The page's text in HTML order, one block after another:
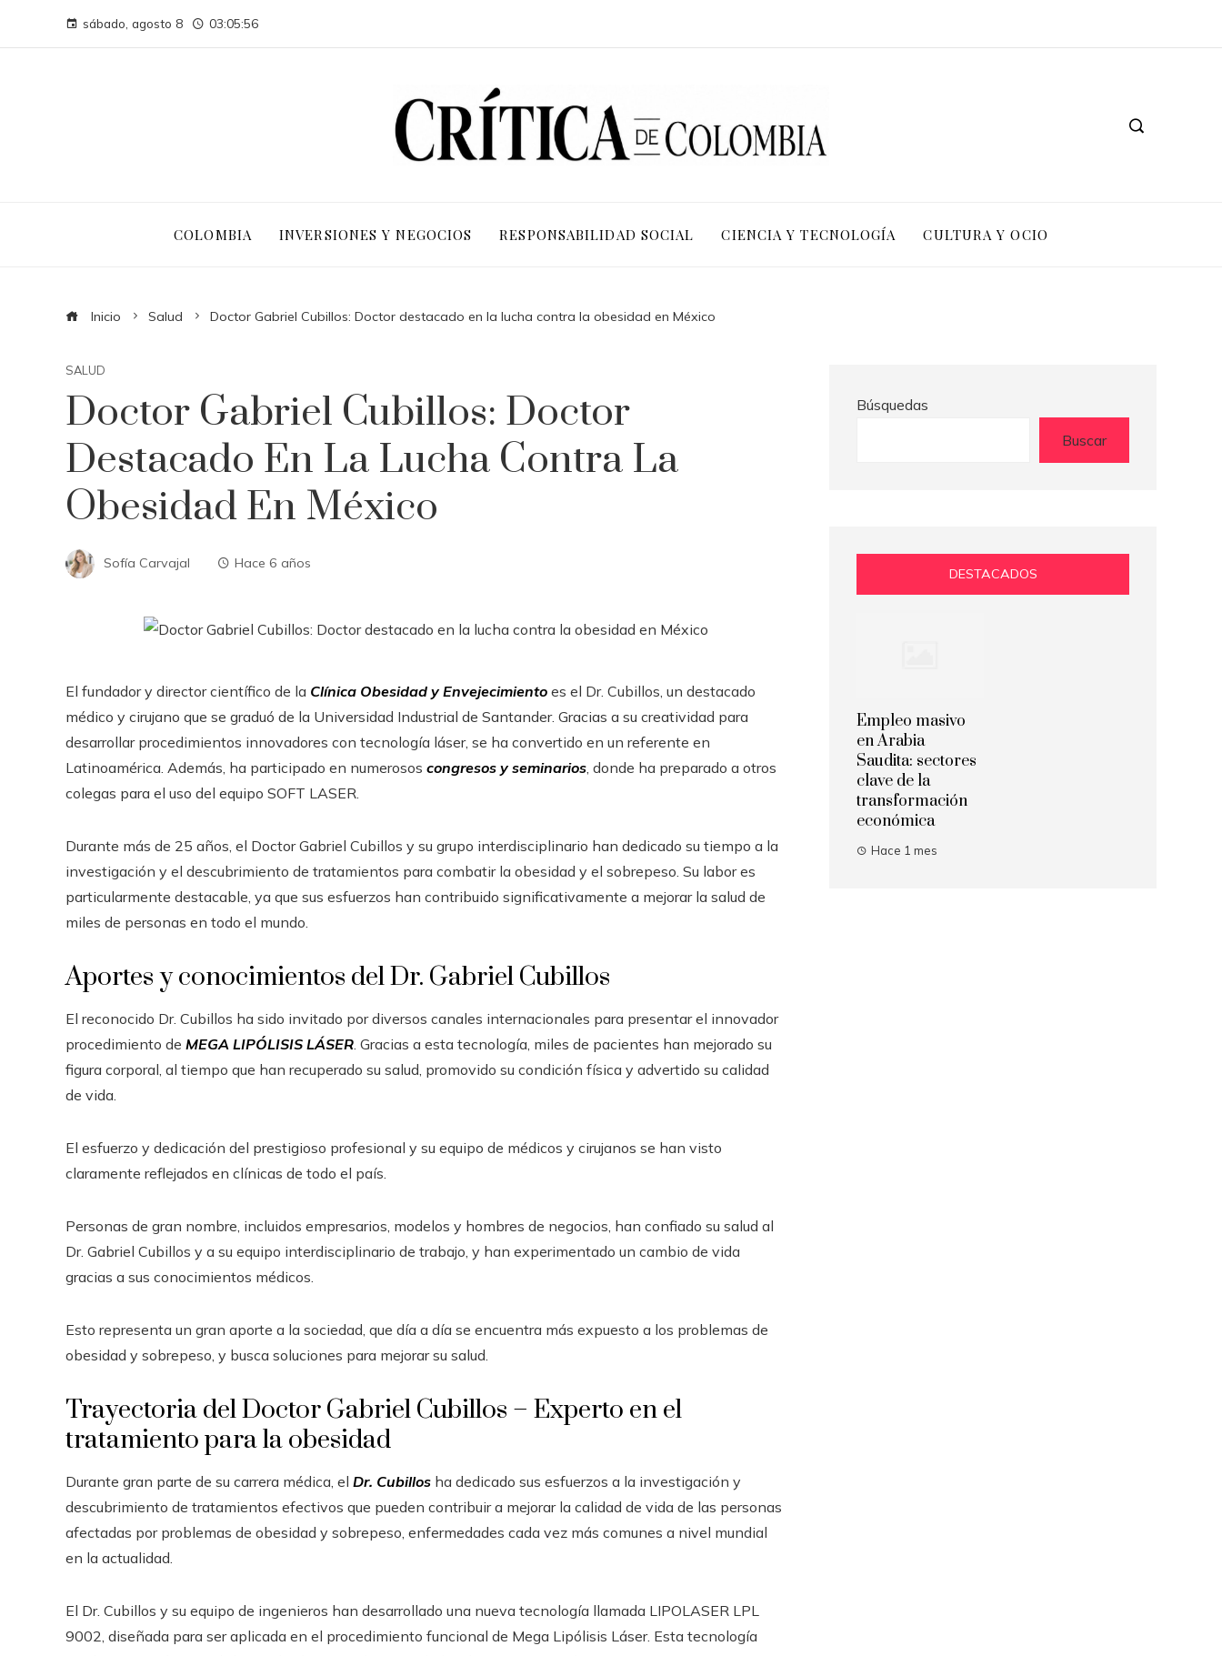
sábado, agosto 8 03:05:57
COLOMBIA INVERSIONES Y NEGOCIOS RESPONSABILIDAD SOCIAL CIENCIA Y TECNOLOGÍA CULTURA Y OCIO
Inicio Salud Doctor Gabriel Cubillos: Doctor destacado en la lucha contra la obesidad en México
SALUD
Doctor Gabriel Cubillos: Doctor
Destacado En La Lucha Contra La
Obesidad En México
Sofía Carvajal Hace 6 años
El fundador y director científico de la Clínica Obesidad y Envejecimiento es el Dr. Cubillos, un destacado
médico y cirujano que se graduó de la Universidad Industrial de Santander. Gracias a su creatividad para
desarrollar procedimientos innovadores con tecnología láser, se ha convertido en un referente en
Latinoamérica. Además, ha participado en numerosos congresos y seminarios, donde ha preparado a otros
colegas para el uso del equipo SOFT LASER.
Durante más de 25 años, el Doctor Gabriel Cubillos y su grupo interdisciplinario han dedicado su tiempo a la
investigación y el descubrimiento de tratamientos para combatir la obesidad y el sobrepeso. Su labor es
particularmente destacable, ya que sus esfuerzos han contribuido significativamente a mejorar la salud de
miles de personas en todo el mundo.
Aportes y conocimientos del Dr. Gabriel Cubillos
El reconocido Dr. Cubillos ha sido invitado por diversos canales internacionales para presentar el innovador
procedimiento de MEGA LIPÓLISIS LÁSER. Gracias a esta tecnología, miles de pacientes han mejorado su
figura corporal, al tiempo que han recuperado su salud, promovido su condición física y advertido su calidad
de vida.
El esfuerzo y dedicación del prestigioso profesional y su equipo de médicos y cirujanos se han visto
claramente reflejados en clínicas de todo el país.
Personas de gran nombre, incluidos empresarios, modelos y hombres de negocios, han confiado su salud al
Dr. Gabriel Cubillos y a su equipo interdisciplinario de trabajo, y han experimentado un cambio de vida
gracias a sus conocimientos médicos.
Esto representa un gran aporte a la sociedad, que día a día se encuentra más expuesto a los problemas de
obesidad y sobrepeso, y busca soluciones para mejorar su salud.
Trayectoria del Doctor Gabriel Cubillos – Experto en el
tratamiento para la obesidad
Durante gran parte de su carrera médica, el Dr. Cubillos ha dedicado sus esfuerzos a la investigación y
descubrimiento de tratamientos efectivos que pueden contribuir a mejorar la calidad de vida de las personas
afectadas por problemas de obesidad y sobrepeso, enfermedades cada vez más comunes a nivel mundial
en la actualidad.
El Dr. Cubillos y su equipo de ingenieros han desarrollado una nueva tecnología llamada LIPOLASER LPL
9002, diseñada para ser aplicada en el procedimiento funcional de Mega Lipólisis Láser. Esta tecnología
Búsquedas
Buscar
DESTACADOS
Empleo masivo
en Arabia
Saudita: sectores
clave de la
transformación
económica
Hace 1 mes